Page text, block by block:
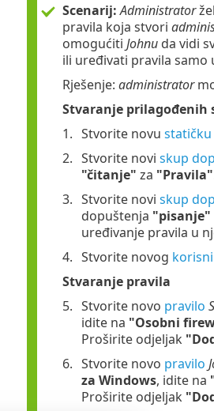
Scenarij: Administrator
pravila koja stvori
omogućiti Johnu da vidi
ili uređivati pravila samo
Rješenje: administrator
Stvaranje prilagođenih
Stvorite novu
Stvorite novi skup
"čitanje" za "Pravila"
Stvorite novi skup
dopuštenja "pisanje"
uređivanje pravila u
Stvorite novog
Stvaranje pravila
Stvorite novo pravilo
idite na "Osobni
Proširite odjeljak
Stvorite novo pravilo
za Windows, idite na
Proširite odjeljak